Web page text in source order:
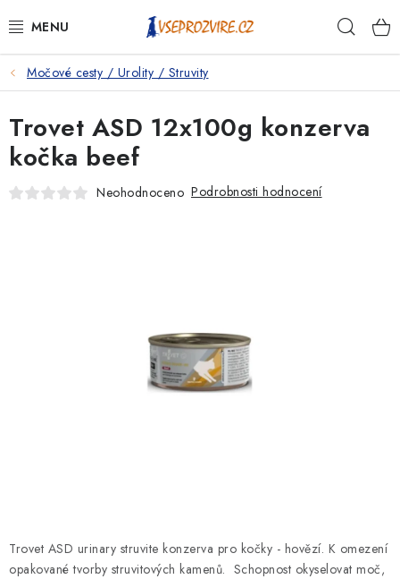
na
PSI
KOČKY
KONĚ
KRÁLÍCI/HLODAVCI/PTÁCI
Močové cesty / Urolity / Struvity
Trovet ASD urinary struvite konzerva pro kočky - hovězí. K omezení
opakované tvorby struvitových kamenů. Schopnost okyselovat moč,
Trovet ASD 12x100g konzerva
kočka beef
Neohodnoceno Podrobnosti hodnocení